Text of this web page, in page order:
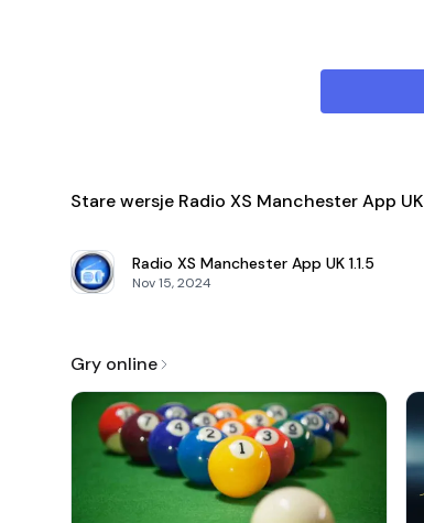
Stare wersje Radio XS Manchester App UK
Radio XS Manchester App UK 1.1.5
Nov 15, 2024
Gry online